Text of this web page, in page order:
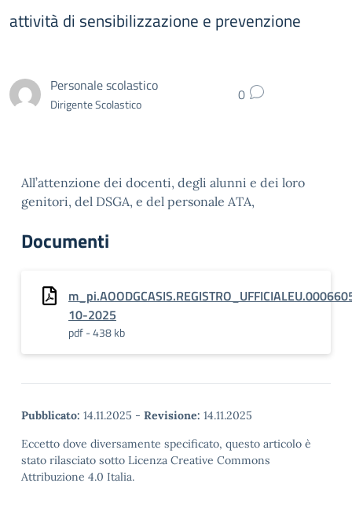
attività di sensibilizzazione e prevenzione
Personale scolastico
Dirigente Scolastico 0
All’attenzione dei docenti, degli alunni e dei loro
genitori, del DSGA, e del personale ATA,
Documenti
10-2025
pdf - 438 kb
Pubblicato: 14.11.2025 - Revisione: 14.11.2025
Eccetto dove diversamente specificato, questo articolo è
stato rilasciato sotto Licenza Creative Commons
Attribuzione 4.0 Italia.